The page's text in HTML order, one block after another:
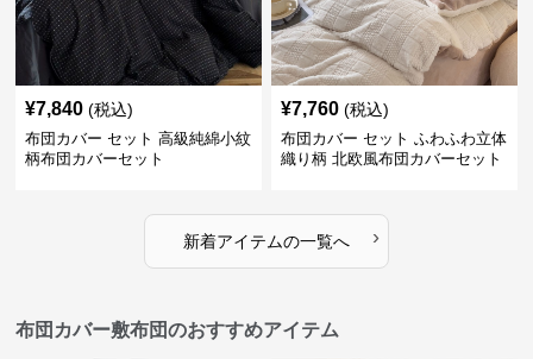
¥7,840 (税込)
布団カバー セット 高級純綿小紋
柄布団カバーセット
¥7,760 (税込)
布団カバー セット ふわふわ立体
織り柄 北欧風布団カバーセット
新着アイテムの一覧へ ›
布団カバー敷布団のおすすめアイテム